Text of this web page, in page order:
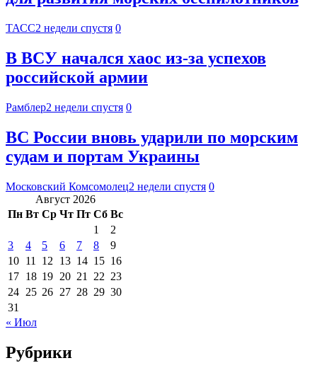
ТАСС2 недели спустя 0
В ВСУ начался хаос из-за успехов
российской армии
Рамблер2 недели спустя 0
ВС России вновь ударили по морским
судам и портам Украины
Московский Комсомолец2 недели спустя 0
Август 2026
Пн Вт Ср Чт Пт Сб Вс
1
2
3
4 5 6 7 8
9
10 11 12 13 14 15 16
17 18 19 20 21 22 23
24 25 26 27 28 29 30
31
« Июл
Рубрики